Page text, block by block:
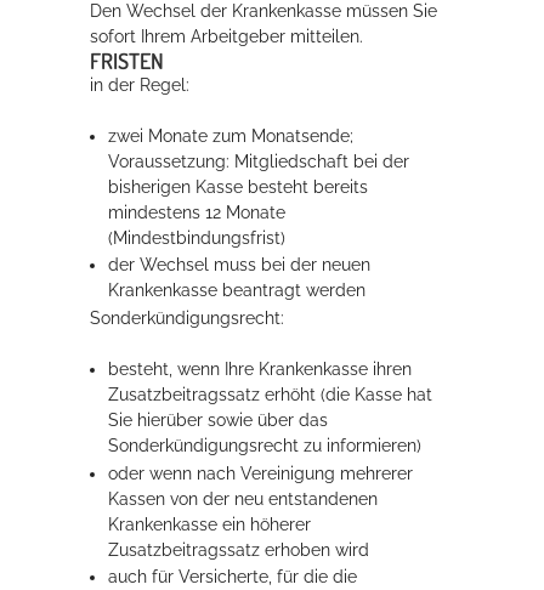
Den Wechsel der Krankenkasse müssen Sie
sofort Ihrem Arbeitgeber mitteilen.
FRISTEN
in der Regel:
zwei Monate zum Monatsende;
Voraussetzung: Mitgliedschaft bei der
bisherigen Kasse besteht bereits
mindestens 12 Monate
(Mindestbindungsfrist)
der Wechsel muss bei der neuen
Krankenkasse beantragt werden
Sonderkündigungsrecht:
besteht, wenn Ihre Krankenkasse ihren
Zusatzbeitragssatz erhöht (die Kasse hat
Sie hierüber sowie über das
Sonderkündigungsrecht zu informieren)
oder wenn nach Vereinigung mehrerer
Kassen von der neu entstandenen
Krankenkasse ein höherer
Zusatzbeitragssatz erhoben wird
auch für Versicherte, für die die